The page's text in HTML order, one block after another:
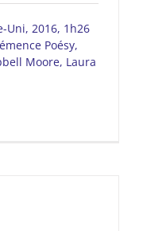
Uni, 2016, 1h26
Poésy,
Moore, Laura